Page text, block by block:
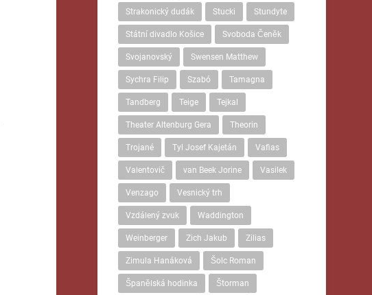
Strakonický dudák Stucki Stundyte
Státní divadlo Košice Svoboda Čeněk
Svojanovský Swensen Matthew
Sychra Filip Szabó Tamagna
Tandberg Teige Tejkal
Theater Altenburg Gera Theorin
Trojané Tyl Josef Kajetán Vafias
Valentovič van Beek Jorine Vasilek
Venzago Vesnický trh
Vzdálený zvuk Waddington
Weinberger Zich Jakub Zilias
Zimula Hanáková Šolc Roman
Španělská hodinka Štorman